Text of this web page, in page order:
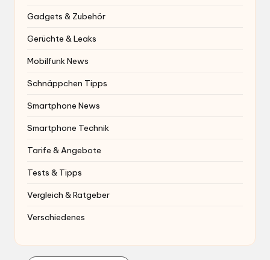
Gadgets & Zubehör
Gerüchte & Leaks
Mobilfunk News
Schnäppchen Tipps
Smartphone News
Smartphone Technik
Tarife & Angebote
Tests & Tipps
Vergleich & Ratgeber
Verschiedenes